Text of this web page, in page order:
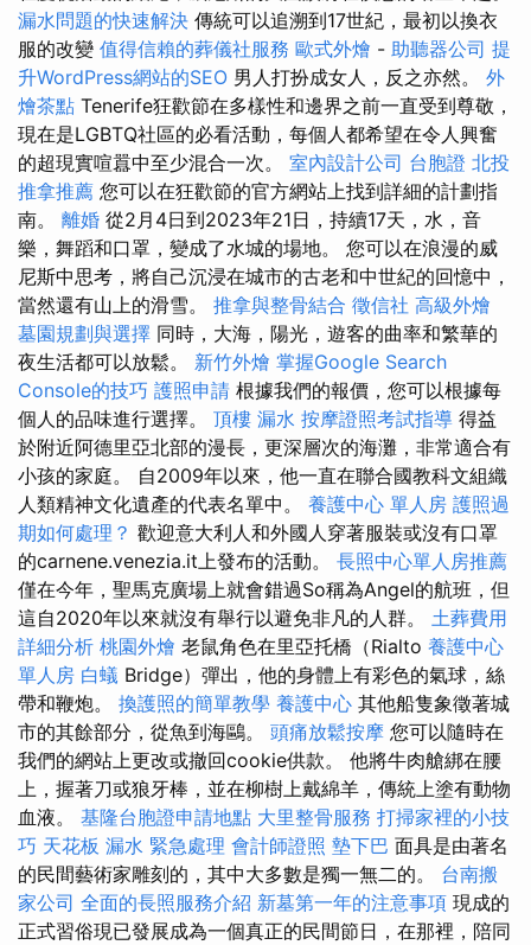
漏水問題的快速解決 傳統可以追溯到17世紀，最初以換衣
服的改變 值得信賴的葬儀社服務 歐式外燴 - 助聽器公司 提
升WordPress網站的SEO 男人打扮成女人，反之亦然。 外
燴茶點 Tenerife狂歡節在多樣性和邊界之前一直受到尊敬，
現在是LGBTQ社區的必看活動，每個人都希望在令人興奮
的超現實喧囂中至少混合一次。 室內設計公司 台胞證 北投
推拿推薦 您可以在狂歡節的官方網站上找到詳細的計劃指
南。 離婚 從2月4日到2023年21日，持續17天，水，音
樂，舞蹈和口罩，變成了水城的場地。 您可以在浪漫的威
尼斯中思考，將自己沉浸在城市的古老和中世紀的回憶中，
當然還有山上的滑雪。 推拿與整骨結合 徵信社 高級外燴
墓園規劃與選擇 同時，大海，陽光，遊客的曲率和繁華的
夜生活都可以放鬆。 新竹外燴 掌握Google Search
Console的技巧 護照申請 根據我們的報價，您可以根據每
個人的品味進行選擇。 頂樓 漏水 按摩證照考試指導 得益
於附近阿德里亞北部的漫長，更深層次的海灘，非常適合有
小孩的家庭。 自2009年以來，他一直在聯合國教科文組織
人類精神文化遺產的代表名單中。 養護中心 單人房 護照過
期如何處理？ 歡迎意大利人和外國人穿著服裝或沒有口罩
的carnene.venezia.it上發布的活動。 長照中心單人房推薦
僅在今年，聖馬克廣場上就會錯過So稱為Angel的航班，但
這自2020年以來就沒有舉行以避免非凡的人群。 土葬費用
詳細分析 桃園外燴 老鼠角色在里亞托橋（Rialto 養護中心
單人房 白蟻 Bridge）彈出，他的身體上有彩色的氣球，絲
帶和鞭炮。 換護照的簡單教學 養護中心 其他船隻象徵著城
市的其餘部分，從魚到海鷗。 頭痛放鬆按摩 您可以隨時在
我們的網站上更改或撤回cookie供款。 他將牛肉艙綁在腰
上，握著刀或狼牙棒，並在柳樹上戴綿羊，傳統上塗有動物
血液。 基隆台胞證申請地點 大里整骨服務 打掃家裡的小技
巧 天花板 漏水 緊急處理 會計師證照 墊下巴 面具是由著名
的民間藝術家雕刻的，其中大多數是獨一無二的。 台南搬
家公司 全面的長照服務介紹 新墓第一年的注意事項 現成的
正式習俗現已發展成為一個真正的民間節日，在那裡，陪同